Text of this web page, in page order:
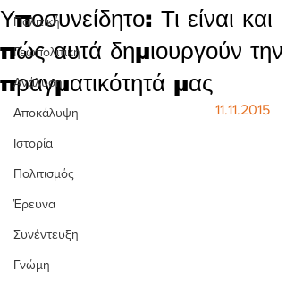
Πολιτική
Γεωπολιτική
Ανάλυση
Αποκάλυψη
Ιστορία
Πολιτισμός
Έρευνα
Συνέντευξη
Γνώμη
Υποσυνείδητο: Τι είναι και
πώς αυτά δημιουργούν την
πραγματικότητά μας
11.11.2015